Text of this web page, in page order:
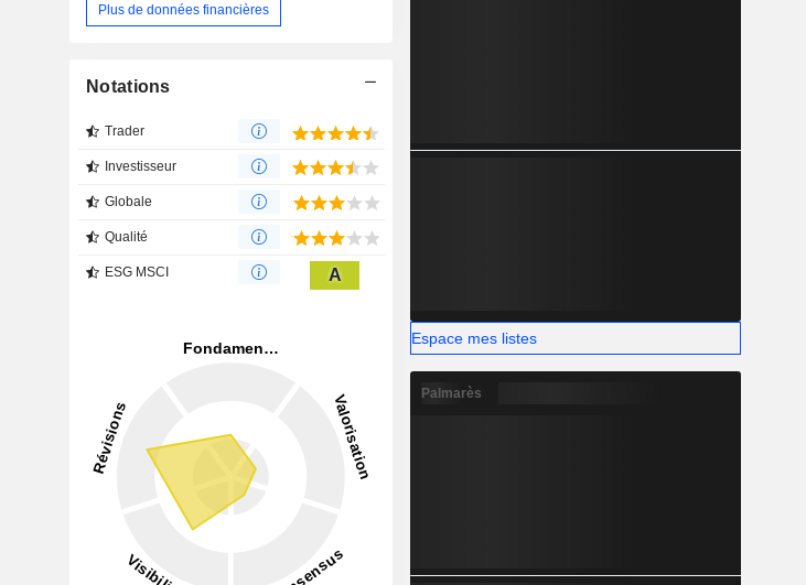
Plus de données financières
Notations
Trader
Investisseur
Globale
Qualité
ESG MSCI A
Espace mes listes
Palmarès